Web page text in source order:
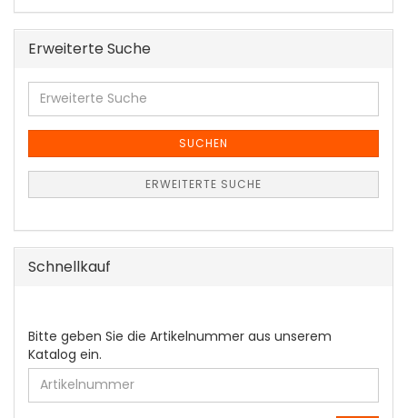
Erweiterte Suche
Erweiterte
Suche
SUCHEN
ERWEITERTE SUCHE
Schnellkauf
BITTE
GEBEN
SIE
DIE
ARTIKELNUMMER
Bitte geben Sie die Artikelnummer aus unserem
Katalog ein.